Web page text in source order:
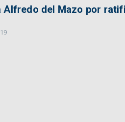
Alfredo del Mazo por